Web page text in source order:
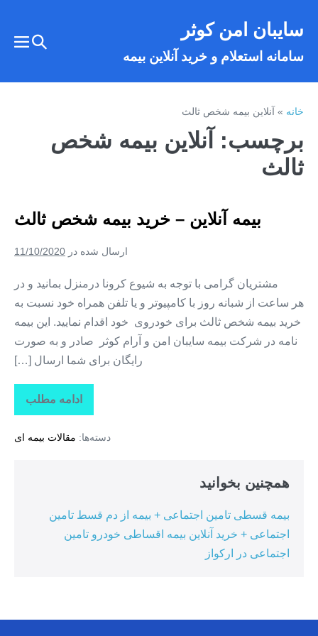
سایبان امن کوثر
سامانه استعلام و خرید آنلاین بیمه
تغییر
خانه»آنلاین بیمه شخص ثالث
برچسب:
آنلاین بیمه شخص
ثالث
بیمه آنلاین – خرید بیمه شخص ثالث
ارسال شده در 11/10/2020
مشتریان گرامی با توجه به شیوع کرونا درمنزل بمانید و در
هر ساعت از شبانه روز با کامپیوتر و یا تلفن همراه خود نسبت به
خرید بیمه شخص ثالث برای خودروی خود اقدام نمایید. این بیمه
نامه در شرکت بیمه سایبان امن و آرام کوثر صادر و به صورت
رایگان برای شما ارسال […]
ادامه مطلب
بیمه
آنلاین
خرید
دسته‌ها: مقالات بیمه ای
همچنین بخوانید
بیمه قسطی تامین اجتماعی + بیمه از دم قسط تامین
اجتماعی + خرید آنلاین بیمه اقساطی خودرو تامین
اجتماعی در ارکواز